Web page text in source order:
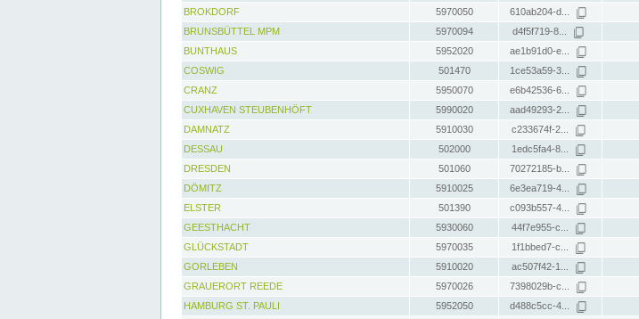
BROKDORF
5970050 610ab204-d...
BRUNSBÜTTEL MPM
5970094 d4f5f719-8...
BUNTHAUS
5952020 ae1b91d0-e...
COSWIG
501470 1ce53a59-3...
CRANZ
5950070 e6b42536-6...
CUXHAVEN STEUBENHÖFT
5990020 aad49293-2...
DAMNATZ
5910030 c233674f-2...
DESSAU
502000 1edc5fa4-8...
DRESDEN
501060 70272185-b...
DÖMITZ
5910025 6e3ea719-4...
ELSTER
501390 c093b557-4...
GEESTHACHT
5930060 44f7e955-c...
GLÜCKSTADT
5970035 1f1bbed7-c...
GORLEBEN
5910020 ac507f42-1...
GRAUERORT REEDE
5970026 7398029b-c...
HAMBURG ST. PAULI
5952050 d488c5cc-4...